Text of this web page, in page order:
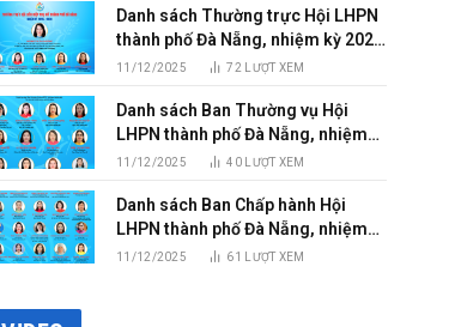
Danh sách Thường trực Hội LHPN
thành phố Đà Nẵng, nhiệm kỳ 2025
– 2030
11/12/2025 72 LƯỢT XEM
Danh sách Ban Thường vụ Hội
LHPN thành phố Đà Nẵng, nhiệm
kỳ 2025 – 2030
11/12/2025 40 LƯỢT XEM
Danh sách Ban Chấp hành Hội
LHPN thành phố Đà Nẵng, nhiệm
kỳ 2025 – 2030
11/12/2025 61 LƯỢT XEM